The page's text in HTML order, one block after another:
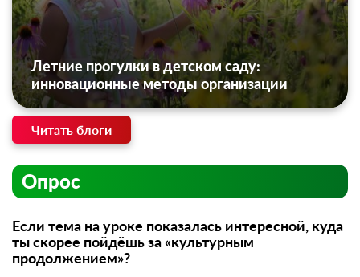
Летние прогулки в детском саду:
инновационные методы организации
Читать блоги
Опрос
Если тема на уроке показалась интересной, куда
ты скорее пойдёшь за «культурным
продолжением»?